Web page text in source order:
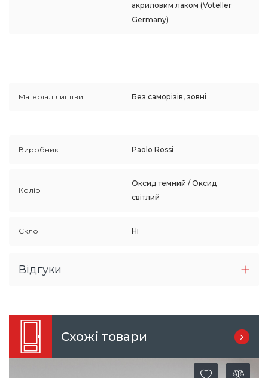
акриловим лаком (Voteller
Germany)
Матеріал лиштви Без саморізів, зовні
Виробник Paolo Rossi
Колір
Оксид темний / Оксид
світлий
Скло Ні
Відгуки
Схожі товари